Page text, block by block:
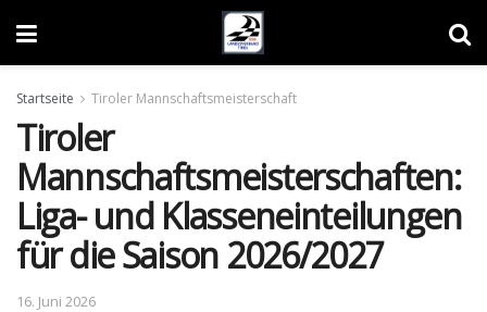
Startseite Tiroler Mannschaftsmeisterschaft
Tiroler
Mannschaftsmeisterschaften:
Liga- und Klasseneinteilungen
für die Saison 2026/2027
16. Juni 2026